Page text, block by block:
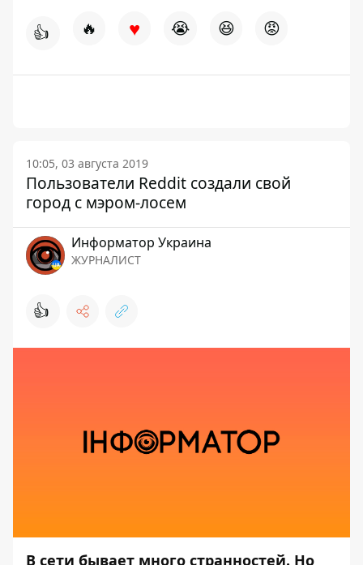
👍 🔥 ♥ 😭 😆 😡
10:05, 03 августа 2019
Пользователи Reddit создали свой
город с мэром-лосем
Информатор Украина
ЖУРНАЛИСТ
👍
В сети бывает много странностей. Но